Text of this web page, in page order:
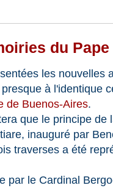
du
les nouvelles
à l'identique
de Buenos-Aires.
que le principe de
inauguré par
traverses a été
par le Cardinal